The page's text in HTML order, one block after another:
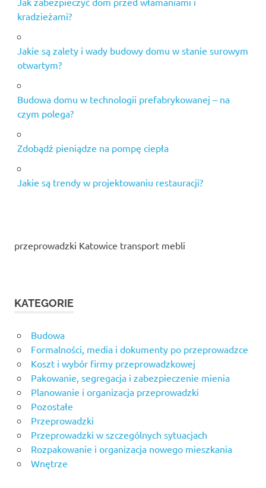
kradzieżami?
Jakie są zalety i wady budowy domu w stanie surowym
otwartym?
Budowa domu w technologii prefabrykowanej – na
czym polega?
Zdobądź pieniądze na pompę ciepła
Jakie są trendy w projektowaniu restauracji?
przeprowadzki Katowice transport mebli
KATEGORIE
Budowa
Formalności, media i dokumenty po przeprowadzce
Koszt i wybór firmy przeprowadzkowej
Pakowanie, segregacja i zabezpieczenie mienia
Planowanie i organizacja przeprowadzki
Pozostałe
Przeprowadzki
Przeprowadzki w szczególnych sytuacjach
Rozpakowanie i organizacja nowego mieszkania
Wnętrze